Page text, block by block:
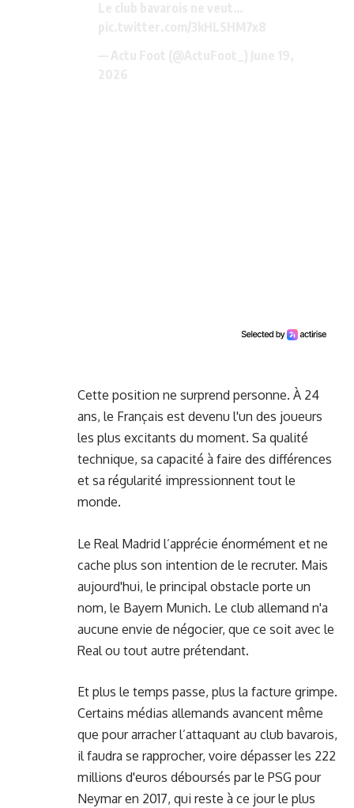
Cette position ne surprend personne. À 24
ans, le Français est devenu l'un des joueurs
les plus excitants du moment. Sa qualité
technique, sa capacité à faire des différences
et sa régularité impressionnent tout le
monde.
Le Real Madrid l’apprécie énormément et ne
cache plus son intention de le recruter. Mais
aujourd'hui, le principal obstacle porte un
nom, le Bayern Munich. Le club allemand n'a
aucune envie de négocier, que ce soit avec le
Real ou tout autre prétendant.
Et plus le temps passe, plus la facture grimpe.
Certains médias allemands avancent même
que pour arracher l’attaquant au club bavarois,
il faudra se rapprocher, voire dépasser les 222
millions d'euros déboursés par le PSG pour
Neymar en 2017, qui reste à ce jour le plus